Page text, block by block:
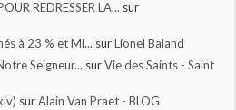
REDRESSER LA... sur
à 23 % et Mi... surLionel Baland
Seigneur... surVie des Saints - Saint
surAlain Van Praet - BLOG